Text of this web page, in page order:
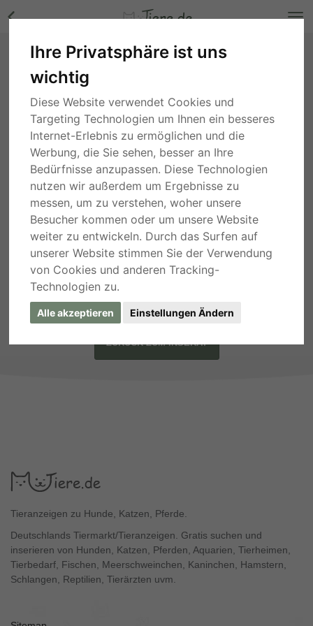
Ihre Privatsphäre ist uns
wichtig
Diese Website verwendet Cookies und
Targeting Technologien um Ihnen ein besseres
Internet-Erlebnis zu ermöglichen und die
Werbung, die Sie sehen, besser an Ihre
Bedürfnisse anzupassen. Diese Technologien
nutzen wir außerdem um Ergebnisse zu
messen, um zu verstehen, woher unsere
Besucher kommen oder um unsere Website
weiter zu entwickeln. Durch das Surfen auf
unserer Website stimmen Sie der Verwendung
von Cookies und anderen Tracking-
Technologien zu.
Alle akzeptieren Einstellungen Ändern
Carina, Mischling - Hündin Bilder
Niedersachsen, vor 3 Jahren
ZURÜCK ZUM INSERAT
Tieranzeigen zu Hunde, Katzen, Pferde.
Deutschlands Tiermarkt/Tieranzeigen. Gratis suchen und
inserieren von Hunden, Katzen, Pferden, Aquarien, Tierheimen,
Tierbedarf, Fischen, Meerschweinchen, Kaninchen, Hamstern,
Schlangen, Reptilien, Tierärzten uvm.